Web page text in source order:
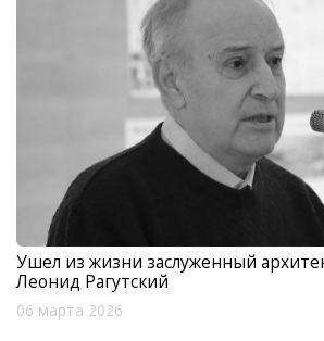
Ушел из жизни заслуженный
Леонид Рагутский
06 марта 2026